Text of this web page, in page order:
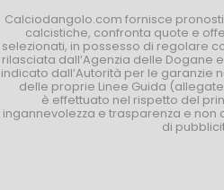
Calciodangolo.com fornisce
calcistiche, confronta quote e
selezionati, in possesso di regolare
rilasciata dall’Agenzia delle Dogane
indicato dall’Autorità per le garanzie
delle proprie Linee Guida
è effettuato nel rispetto del
ingannevolezza e trasparenza e
di